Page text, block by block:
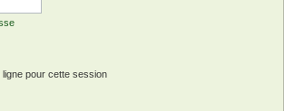
pour cette session